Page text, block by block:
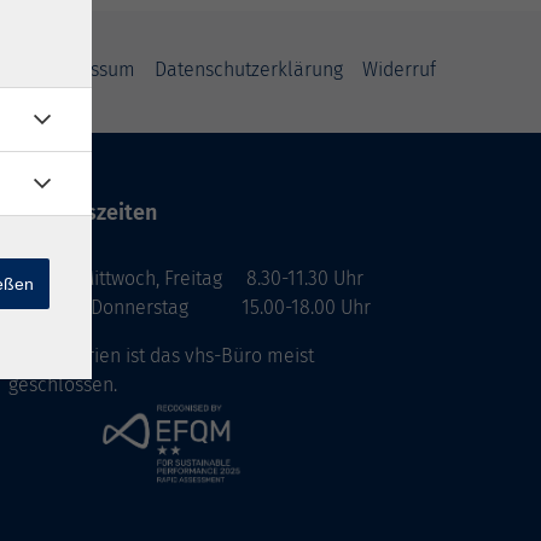
Impressum Datenschutzerklärung Widerruf
Öffnungszeiten
Montag, Mittwoch, Freitag 8.30-11.30 Uhr
Dienstag, Donnerstag 15.00-18.00 Uhr
In den Ferien ist das vhs-Büro meist
geschlossen.